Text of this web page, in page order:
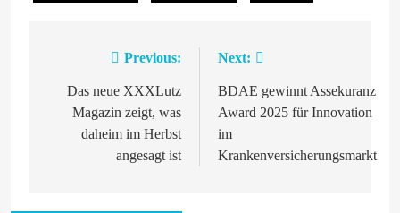
Beitragsnavigation
Previous:
Das neue XXXLutz
Magazin zeigt, was
daheim im Herbst
angesagt ist
Next:
BDAE gewinnt Assekuranz
Award 2025 für Innovation
im
Krankenversicherungsmarkt